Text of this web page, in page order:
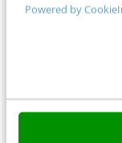
Powered by
Whitepapers